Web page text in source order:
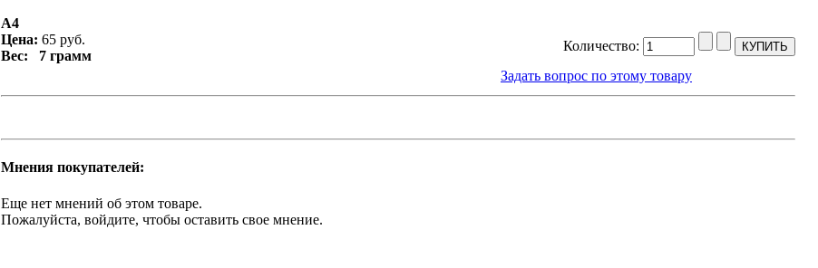
А4
Цена: 65 руб.
Вес: 7 грамм
Количество:
Задать вопрос по этому товару
Мнения покупателей:
Еще нет мнений об этом товаре.
Пожалуйста, войдите, чтобы оставить свое мнение.